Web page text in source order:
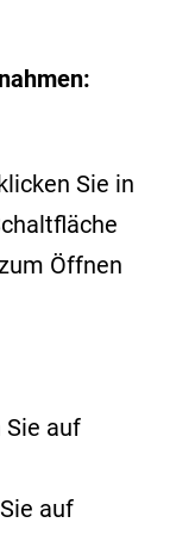
Sie in
Öffnen
Sie auf
auf